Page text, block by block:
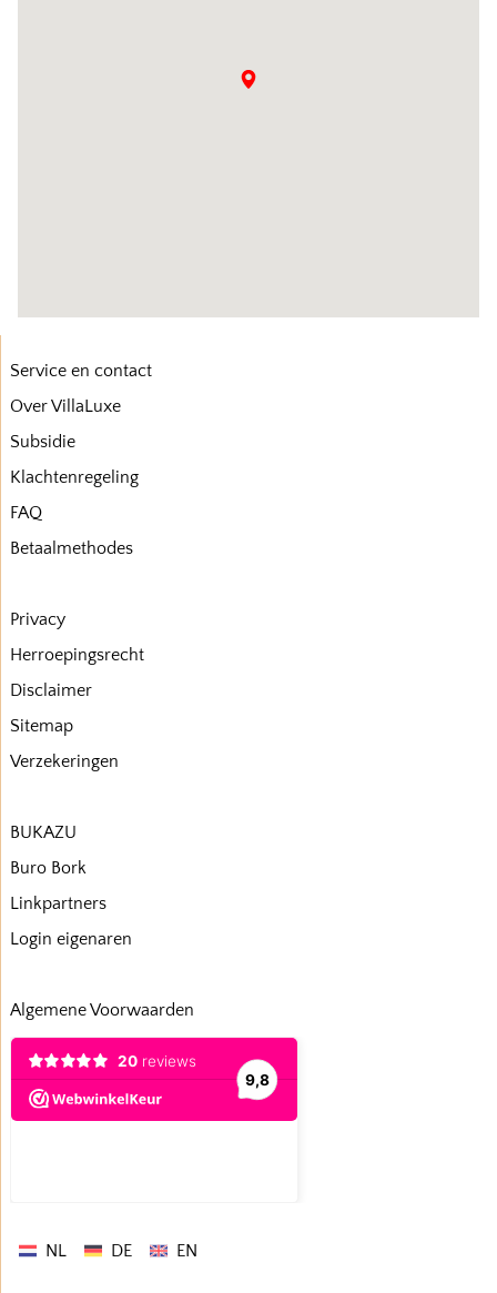
Service en contact
Over VillaLuxe
Subsidie
Klachtenregeling
FAQ
Betaalmethodes
Privacy
Herroepingsrecht
Disclaimer
Sitemap
Verzekeringen
BUKAZU
Buro Bork
Linkpartners
Login eigenaren
Algemene Voorwaarden
NL DE EN